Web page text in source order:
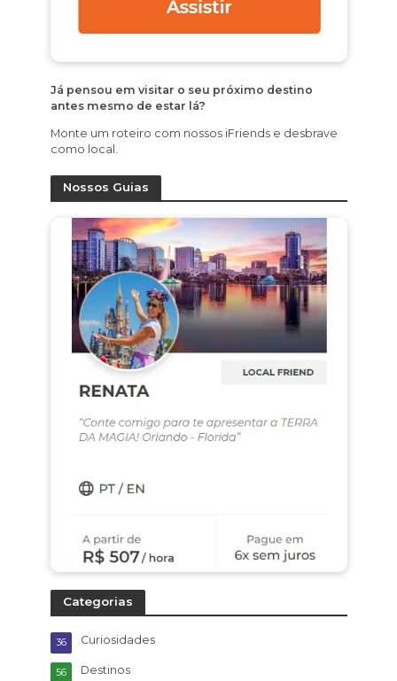
Já pensou em visitar o seu próximo destino
antes mesmo de estar lá?
Monte um roteiro com nossos iFriends e desbrave
como local.
Nossos Guias
Categorias
Curiosidades
36
Destinos
56